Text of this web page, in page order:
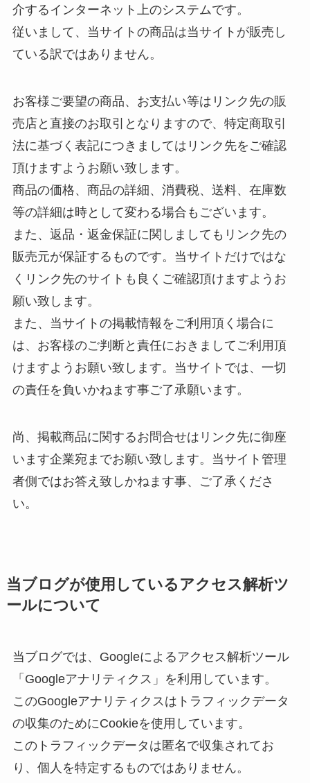
介するインターネット上のシステムです。
従いまして、当サイトの商品は当サイトが販売し
ている訳ではありません。
お客様ご要望の商品、お支払い等はリンク先の販
売店と直接のお取引となりますので、特定商取引
法に基づく表記につきましてはリンク先をご確認
頂けますようお願い致します。
商品の価格、商品の詳細、消費税、送料、在庫数
等の詳細は時として変わる場合もございます。
また、返品・返金保証に関しましてもリンク先の
販売元が保証するものです。当サイトだけではな
くリンク先のサイトも良くご確認頂けますようお
願い致します。
また、当サイトの掲載情報をご利用頂く場合に
は、お客様のご判断と責任におきましてご利用頂
けますようお願い致します。当サイトでは、一切
の責任を負いかねます事ご了承願います。
尚、掲載商品に関するお問合せはリンク先に御座
います企業宛までお願い致します。当サイト管理
者側ではお答え致しかねます事、ご了承くださ
い。
当ブログが使用しているアクセス解析ツ
ールについて
当ブログでは、Googleによるアクセス解析ツール
「Googleアナリティクス」を利用しています。
このGoogleアナリティクスはトラフィックデータ
の収集のためにCookieを使用しています。
このトラフィックデータは匿名で収集されてお
り、個人を特定するものではありません。